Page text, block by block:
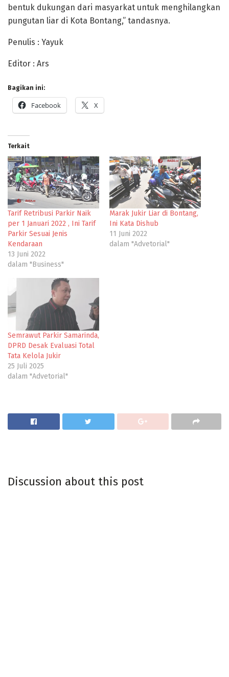
bentuk dukungan dari masyarkat untuk menghilangkan
pungutan liar di Kota Bontang,” tandasnya.
Penulis : Yayuk
Editor : Ars
Bagikan ini:
Facebook X
Terkait
Tarif Retribusi Parkir Naik
per 1 Januari 2022 , Ini Tarif
Parkir Sesuai Jenis
Kendaraan
13 Juni 2022
dalam "Business"
Marak Jukir Liar di Bontang,
Ini Kata Dishub
11 Juni 2022
dalam "Advetorial"
Semrawut Parkir Samarinda,
DPRD Desak Evaluasi Total
Tata Kelola Jukir
25 Juli 2025
dalam "Advetorial"
Discussion about this post